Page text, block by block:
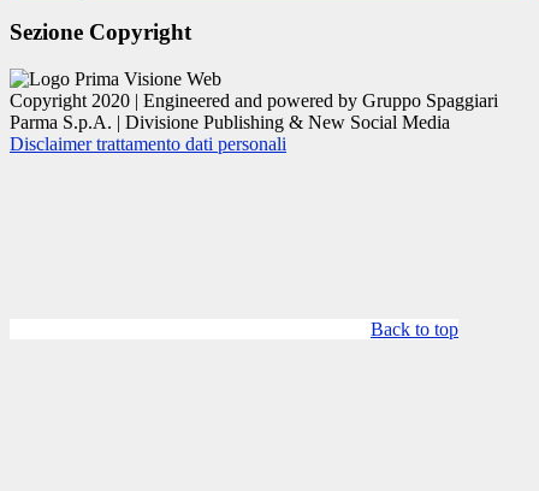
Sezione Copyright
Copyright 2020 | Engineered and powered by Gruppo Spaggiari
Parma S.p.A. | Divisione Publishing & New Social Media
Disclaimer trattamento dati personali
Back to top